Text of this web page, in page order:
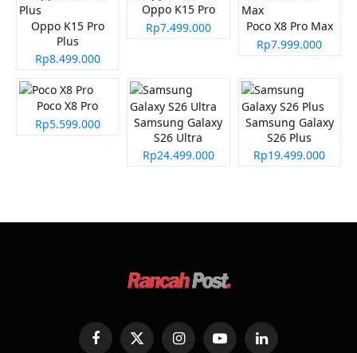
Oppo K15 Pro
Plus
Rp8.499.000
Oppo K15 Pro
Rp7.499.000
Poco X8 Pro Max
Rp7.999.000
Poco X8 Pro
Rp5.599.000
Samsung Galaxy
S26 Ultra
Rp24.499.000
Samsung Galaxy
S26 Plus
Rp19.499.000
FacebookX
InstagramYouTubeLinkedIn